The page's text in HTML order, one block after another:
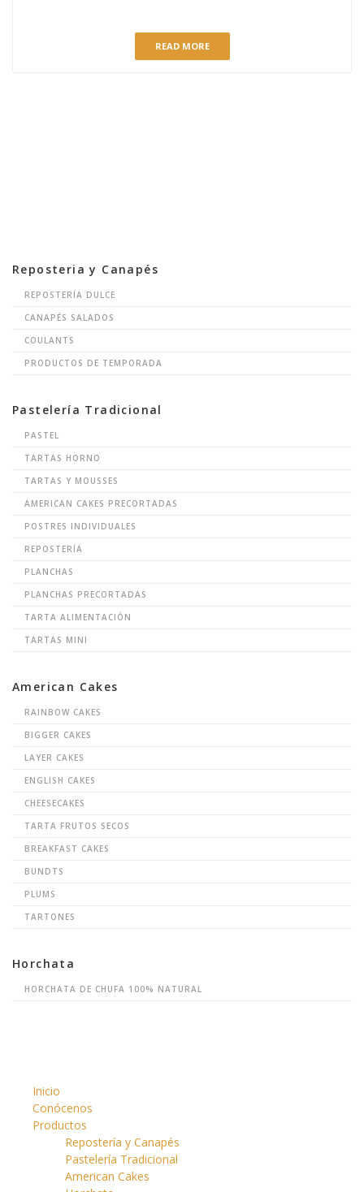
READ MORE
Reposteria y Canapés
REPOSTERÍA DULCE
CANAPÉS SALADOS
COULANTS
PRODUCTOS DE TEMPORADA
Pastelería Tradicional
PASTEL
TARTAS HORNO
TARTAS Y MOUSSES
AMERICAN CAKES PRECORTADAS
POSTRES INDIVIDUALES
REPOSTERÍA
PLANCHAS
PLANCHAS PRECORTADAS
TARTA ALIMENTACIÓN
TARTAS MINI
American Cakes
RAINBOW CAKES
BIGGER CAKES
LAYER CAKES
ENGLISH CAKES
CHEESECAKES
TARTA FRUTOS SECOS
BREAKFAST CAKES
BUNDTS
PLUMS
TARTONES
Horchata
HORCHATA DE CHUFA 100% NATURAL
Inicio
Conócenos
Productos
Repostería y Canapés
Pastelería Tradicional
American Cakes